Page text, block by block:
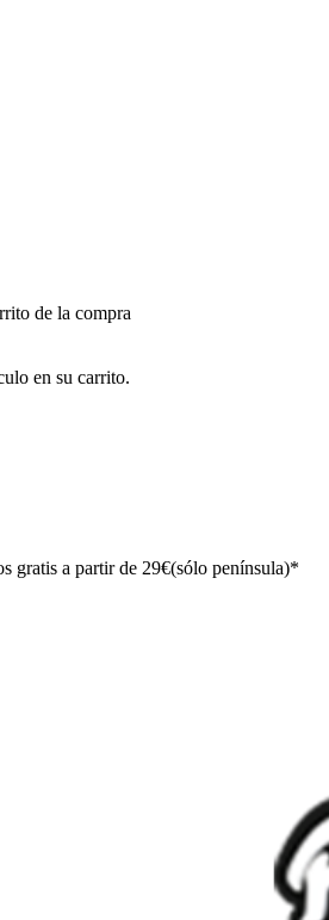
de la compra
en su carrito.
gratis a partir de 29€(sólo península)*